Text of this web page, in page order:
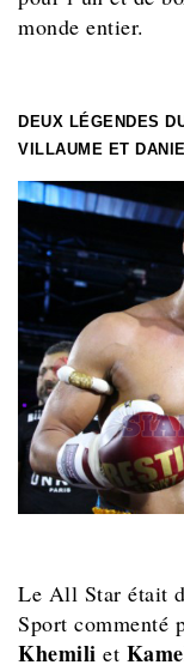
monde entier.
DEUX LÉGENDES
VILLAUME ET
Le All Star était
Sport commenté
Khemili et